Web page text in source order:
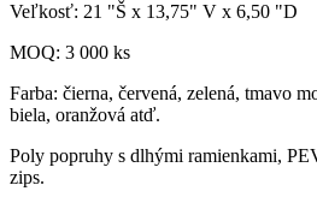
Veľkosť: 21 "Š x 13,75" V x 6,50 "D
MOQ: 3 000 ks
Farba: čierna, červená, zelená, tmavo
biela, oranžová atď.
Poly popruhy s dlhými ramienkami,
zips.